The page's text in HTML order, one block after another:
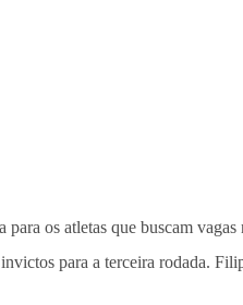
os atletas que buscam
para a terceira rodada.